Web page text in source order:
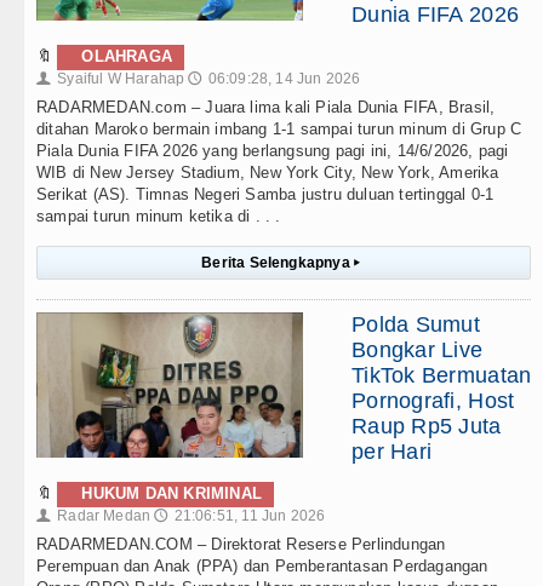
Dunia FIFA 2026
🔖 OLAHRAGA
👤 Syaiful W Harahap 🕔 06:09:28, 14 Jun 2026
RADARMEDAN.com – Juara lima kali Piala Dunia FIFA, Brasil,
ditahan Maroko bermain imbang 1-1 sampai turun minum di Grup C
Piala Dunia FIFA 2026 yang berlangsung pagi ini, 14/6/2026, pagi
WIB di New Jersey Stadium, New York City, New York, Amerika
Serikat (AS). Timnas Negeri Samba justru duluan tertinggal 0-1
sampai turun minum ketika di . . .
Berita Selengkapnya ▸
Polda Sumut
Bongkar Live
TikTok Bermuatan
Pornografi, Host
Raup Rp5 Juta
per Hari
🔖 HUKUM DAN KRIMINAL
👤 Radar Medan 🕔 21:06:51, 11 Jun 2026
RADARMEDAN.COM – Direktorat Reserse Perlindungan
Perempuan dan Anak (PPA) dan Pemberantasan Perdagangan